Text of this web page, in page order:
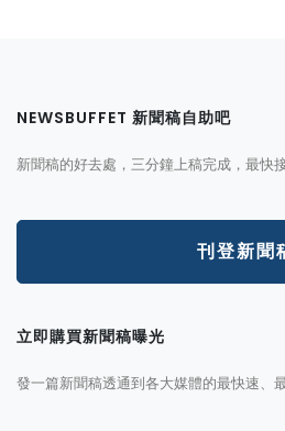
NEWSBUFFET 新聞稿自助吧
新聞稿的好去處，三分鐘上稿完成，最快
刊登新聞
立即購買新聞稿曝光
發一篇新聞稿透通到各大媒體的最快速、